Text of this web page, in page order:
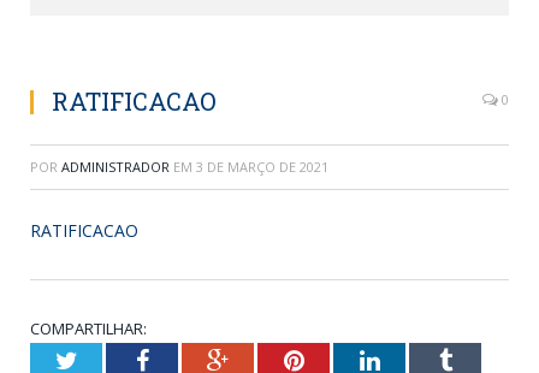
RATIFICACAO 0
POR ADMINISTRADOR EM 3 DE MARÇO DE 2021
RATIFICACAO
COMPARTILHAR:
TwitterFacebookGoogle+PinterestLinkedInTumblr